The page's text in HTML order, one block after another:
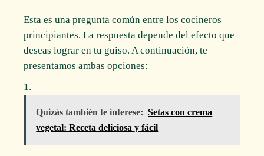
Esta es una pregunta común entre los cocineros
principiantes. La respuesta depende del efecto que
deseas lograr en tu guiso. A continuación, te
presentamos ambas opciones:
Quizás también te interese: Setas con crema
vegetal: Receta deliciosa y fácil